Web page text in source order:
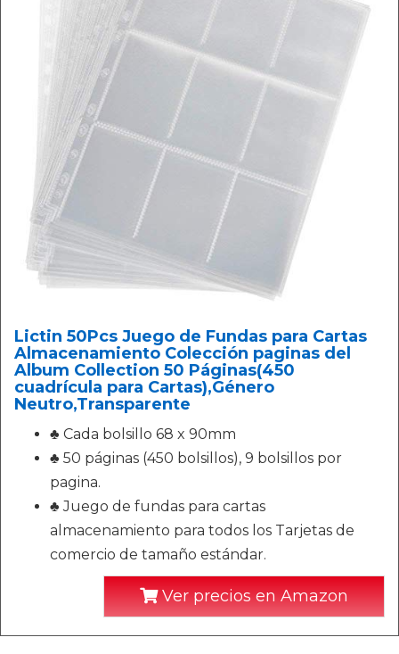
Lictin 50Pcs Juego de Fundas para Cartas
Almacenamiento Colección paginas del
Album Collection 50 Páginas(450
cuadrícula para Cartas),Género
Neutro,Transparente
♣ Cada bolsillo 68 x 90mm
♣ 50 páginas (450 bolsillos), 9 bolsillos por
pagina.
♣ Juego de fundas para cartas
almacenamiento para todos los Tarjetas de
comercio de tamaño estándar.
Ver precios en Amazon